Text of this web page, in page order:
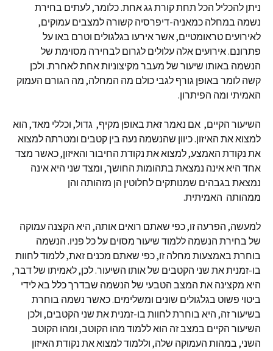
ניתן להכליל הכל תחת קורת גג אחת. כלומר, לעתים בחירת
נשמה במחלה כמאניה-דיפרסיה קשורה למצבים עמוקים,
לאירועים טראומטיים, אשר אירעו בגלגולים וטרם באו על
פתרונם. אירועים אלה עלולים לגרום לבחירה מסוימת של
הנשמה באותו שיעור של מעבר מקיצוניות אחת לאחרת. ולכן
קשה לומר באופן גורף לגבי כולם מה המחלה, מה הגורם העמוק
האמיתי ומה הפיתרון.
השיעור הקיים, אם נאמר זאת באופן מקיף, גדול, וכללי מאד, הוא
למצוא את האיזון. כיוון שהנשמה נעה בין קטבים ומטרתה למצוא
את נקודת האמצע, למצוא את נקודת החיבור והאיזון, כאשר מצד
אחד היא אינה נמצאת בתהומות החושך, ומצד שני היא אינה
נמצאת בגבהים שמנותקים לחלוטין הן מזהותה והן
ממהותה האמיתית.
למעשה, הפרעה זו, כפי שאתם רואים אותה, היא הקצנה עמוקה
של בחירת הנשמה ללמוד שיעור מסוים על כל פניו. הנשמה
בוחרת באמצעות מחלה זו, כפי שאתם מכנים זאת, ללמוד לחוות
בו-זמנית את שני הקטבים של אותו השיעור. לכן, לאמיתו של דבר,
היא מקצינה את המצב הטבעי של הנשמה שבדרך כלל בא לידי
ביטוי פשוט בגלגולים שונים ומשלימים. כאשר נשמה בוחרת
בשיעור זה, היא בוחרת לחוות בו-זמנית את שני הקטבים, ולכן
השיעור הקיים במצב זה הוא ללמוד מהו הקוטב, ומהו הקוטב
השני, במהות העמוקה שלה, וללמוד למצוא את נקודת האיזון